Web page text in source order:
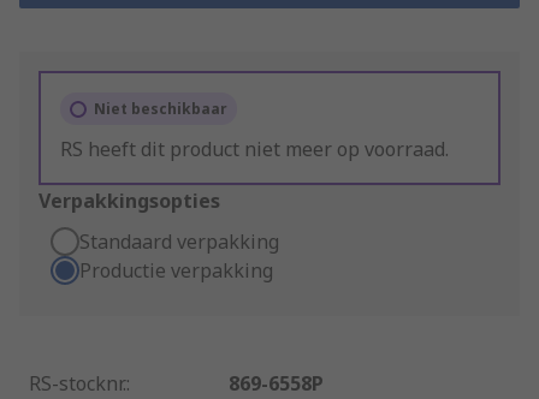
Niet beschikbaar
RS heeft dit product niet meer op voorraad.
Verpakkingsopties
Standaard verpakking
Productie verpakking
RS-stocknr.:
869-6558P